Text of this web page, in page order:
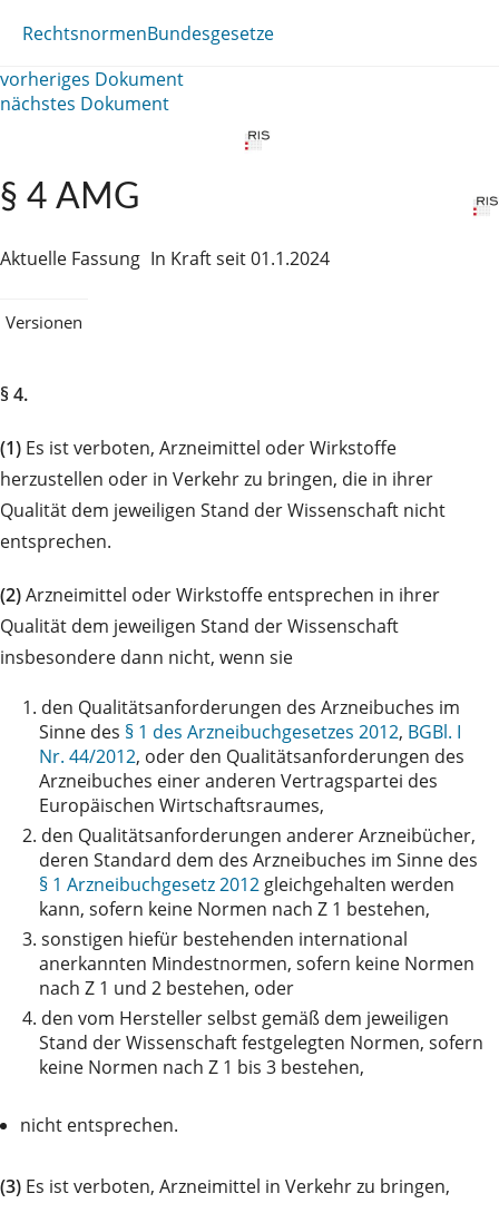
RechtsnormenBundesgesetze
vorheriges Dokument
nächstes Dokument
§ 4 AMG
Aktuelle Fassung In Kraft seit 01.1.2024
Versionen
§ 4.
(1) Es ist verboten, Arzneimittel oder Wirkstoffe
herzustellen oder in Verkehr zu bringen, die in ihrer
Qualität dem jeweiligen Stand der Wissenschaft nicht
entsprechen.
(2)Arzneimittel oder Wirkstoffe entsprechen in ihrer
Qualität dem jeweiligen Stand der Wissenschaft
insbesondere dann nicht, wenn sie
1. den Qualitätsanforderungen des Arzneibuches im
Sinne des § 1 des Arzneibuchgesetzes 2012, BGBl. I
Nr. 44/2012, oder den Qualitätsanforderungen des
Arzneibuches einer anderen Vertragspartei des
Europäischen Wirtschaftsraumes,
2. den Qualitätsanforderungen anderer Arzneibücher,
deren Standard dem des Arzneibuches im Sinne des
§ 1 Arzneibuchgesetz 2012 gleichgehalten werden
kann, sofern keine Normen nach Z 1 bestehen,
3. sonstigen hiefür bestehenden international
anerkannten Mindestnormen, sofern keine Normen
nach Z 1 und 2 bestehen, oder
4. den vom Hersteller selbst gemäß dem jeweiligen
Stand der Wissenschaft festgelegten Normen, sofern
keine Normen nach Z 1 bis 3 bestehen,
nicht entsprechen.
(3) Es ist verboten, Arzneimittel in Verkehr zu bringen,